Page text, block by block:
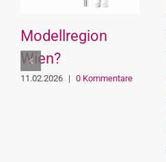
Modellregion
Wien?
11.02.2026 | 0 Kommentare